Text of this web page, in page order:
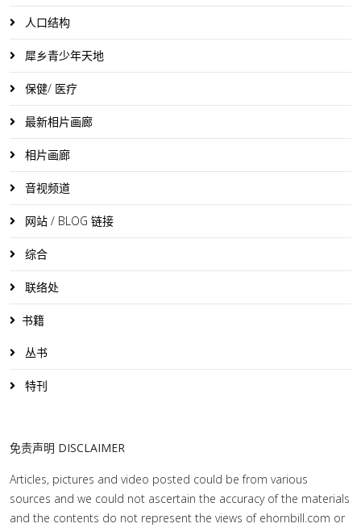
人口结构
犀乡青少年天地
保健/ 医疗
最新相片画廊
相片画廊
音视频道
网站 / BLOG 链接
综合
联络处
书籍
丛书
特刊
免责声明 DISCLAIMER
Articles, pictures and video posted could be from various
sources and we could not ascertain the accuracy of the materials
and the contents do not represent the views of ehornbill.com or